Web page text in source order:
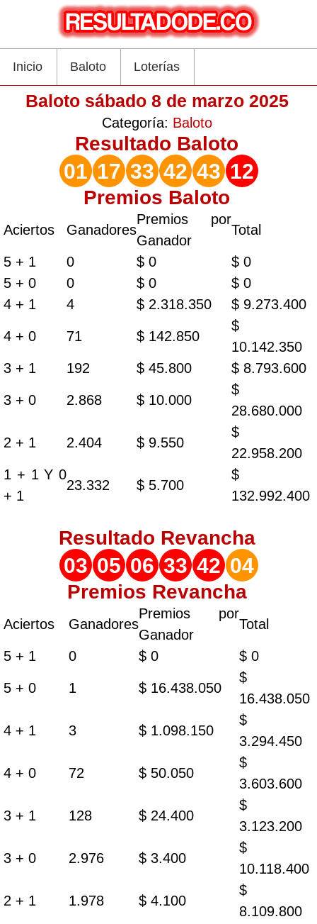
Inicio Baloto Loterías
Baloto sábado 8 de marzo 2025
Categoría: Baloto
Resultado Baloto
01 17 33 42 43 12
Premios Baloto
Aciertos Ganadores
Premios por
Ganador
Total
5 + 1 0 $ 0
$ 0
5 + 0
0 $ 0
$ 0
4 + 1
4 $ 2.318.350 $ 9.273.400
4 + 0 71 $ 142.850
$
10.142.350
3 + 1
192 $ 45.800 $ 8.793.600
3 + 0 2.868 $ 10.000
$
28.680.000
2 + 1 2.404 $ 9.550
$
22.958.200
1 + 1 Y 0
+ 1
23.332 $ 5.700
$
132.992.400
Resultado Revancha
03 05 06 33 42 04
Premios Revancha
Aciertos Ganadores
Premios por
Ganador
Total
5 + 1 0 $ 0 $ 0
5 + 0 1 $ 16.438.050
$
16.438.050
4 + 1 3 $ 1.098.150
$
3.294.450
4 + 0 72 $ 50.050
$
3.603.600
3 + 1 128 $ 24.400
$
3.123.200
3 + 0 2.976 $ 3.400
$
10.118.400
2 + 1 1.978 $ 4.100
$
8.109.800